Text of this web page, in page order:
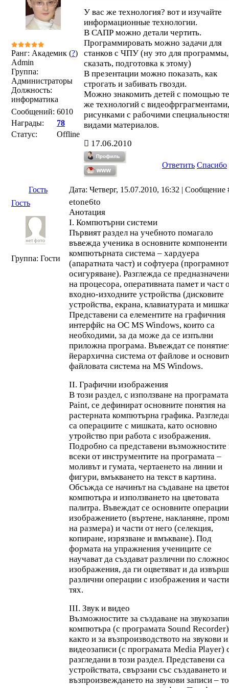
Ранг: Академик (?)
Admin
Группа:
Администраторы
Должность:
информатика
Сообщений: 6010
Награды:
78
Статус:
Offline
У вас же технология? вот и изучайте
информационные технологии.
В САПР можно детали чертить.
Программировать можно задачи для
станков с ЧПУ (ну это для программы,
сказать, подготовка к этому)
В презентации можно показать, как
строгать и забивать гвозди.
Можно знакомить детей с помощью
же технологий с видеофрграгментами,
рисунками с рабочими
видами материалов.
17.06.2010
Ответить Спасибо
Гость
Дата: Четверг, 15.07.2010, 16:32 | Сообщение
Гость
Группа: Гости
etone6to
Анотация
I. Компютърни системи
Първият раздел на учебното помагало
въвежда ученика в основните компоненти
компютърната система – хардуера
(апаратната част) и софтуера
осигуряване). Разглежда се
на процесора, оперативната памет и част
входно-изходните устройства (дисковите
устройства, екрана, клавиатурата и
Представени са елементите на графичния
интерфйс на ОС MS Windows, които са
необходими, за да може да се изпълни
приложна програма. Въвеждат се
йерархична система от файлове и
файловата система на MS Windows.
II. Графични изображения
В този раздел, с използване на програмата
Paint, се дефинират основните понятия на
растерната компютърна графика.
са операциите с мишката, като основно
утройство при работа с изображения.
Подробно са представени възможностите
всеки от инструментите на програмата –
моливът и гумата, чертаенето на линии и
фигури, вмъкването на текст в картина.
Обсъжда се начинът на съдаване на
компютъра и използването на цветовата
палитра. Въвеждат се основните
изображението (въртене, накланяне,
на размера) и части от него (селекция,
копиране, изрязване и вмъкване). Под
формата на упражнения учениците се
научават да създават различни по
изображения, да ги оцветяват и да
различни операции с изображения и
тях.
III. Звук и видео
Възможностите за създаване на
компютъра (с програмата Sound
както и за възпроизводството на звукови и
видеозаписи (с програмата Media Player)
разгледани в този раздел. Представени са
устройствата, свързани със създаването и
възпроизвеждането на звукови записи –